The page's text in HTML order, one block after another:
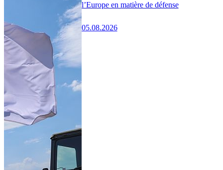
l’Europe en matière de défense
05.08.2026